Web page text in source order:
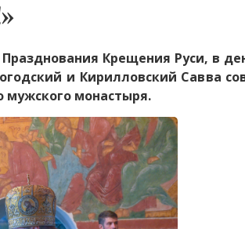
Крещения Руси, в
и Кирилловский Савва
мужского монастыря.